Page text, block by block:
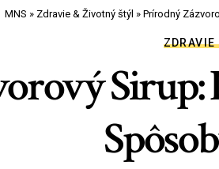
MNS » Zdravie & Životný štýl » Prírodný